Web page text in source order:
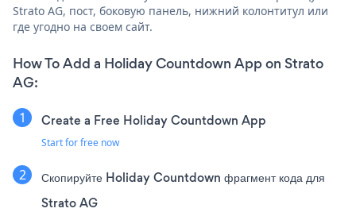
Strato AG, пост, боковую панель, нижний колонтитул или
где угодно на своем сайт.
How To Add a Holiday Countdown App on Strato
AG:
Create a Free Holiday Countdown App
Start for free now
Скопируйте Holiday Countdown фрагмент кода для
Strato AG